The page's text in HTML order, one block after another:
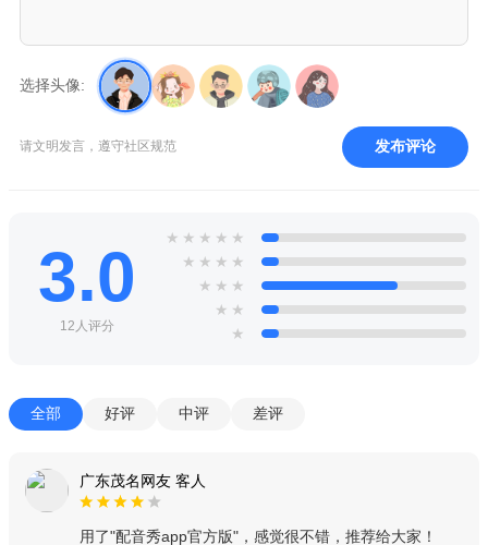
选择头像:
请文明发言，遵守社区规范 发布评论
3.0
12人评分
★ ★ ★ ★ ★
★ ★ ★ ★
★ ★ ★
★ ★
★
全部 好评 中评 差评
广东茂名网友 客人
用了"配音秀app官方版"，感觉很不错，推荐给大家！